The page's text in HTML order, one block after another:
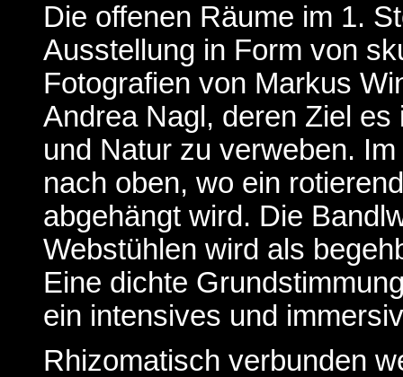
Die offenen Räume im 1.
Ausstellung in Form von
Fotografien von Markus
Andrea Nagl, deren Ziel
und Natur zu verweben.
nach oben, wo ein
abgehängt wird. Die
Webstühlen wird als
Eine dichte
ein intensives und
Rhizomatisch verbunden